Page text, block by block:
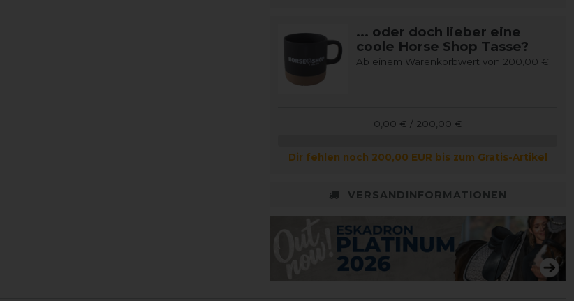
... oder doch lieber eine
coole Horse Shop Tasse?
Ab einem Warenkorbwert von 200,00 €
0,00 € / 200,00 €
Dir fehlen noch 200,00 EUR bis zum Gratis-Artikel
VERSANDINFORMATIONEN